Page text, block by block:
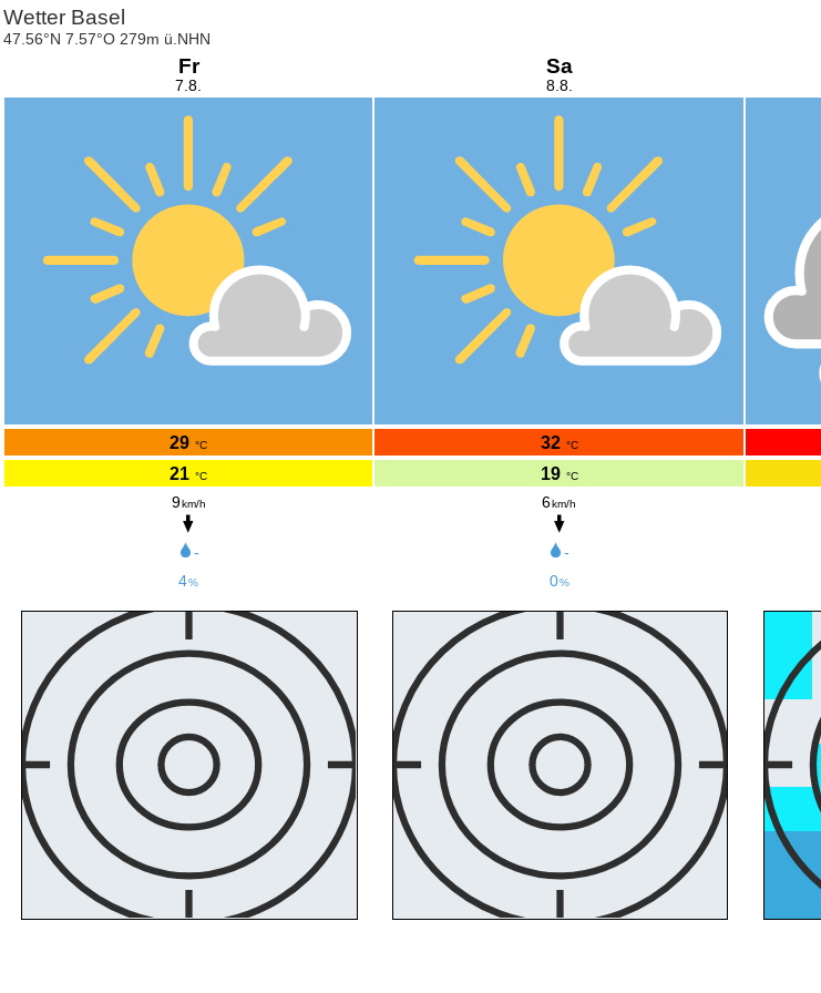
Wetter Basel
47.56°N 7.57°O 279m ü.NHN
Fr
7.8.
29 °C
21 °C
9km/h
-
4%
Sa
8.8.
32 °C
19 °C
6km/h
-
0%